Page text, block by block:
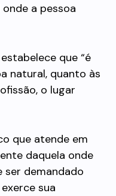
a pessoa
que “é
natural, quanto às
o lugar
que atende em
daquela onde
ser demandado
sua